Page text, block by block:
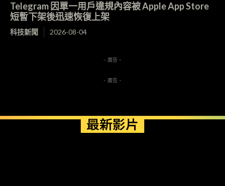
Telegram 因單一用戶違規內容被 Apple App Store
短暫下架後迅速恢復上架
科技新聞 2026-08-04
- 廣告 -
- 廣告 -
最新影片